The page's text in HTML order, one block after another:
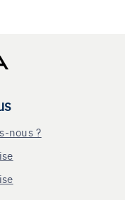
nous ?